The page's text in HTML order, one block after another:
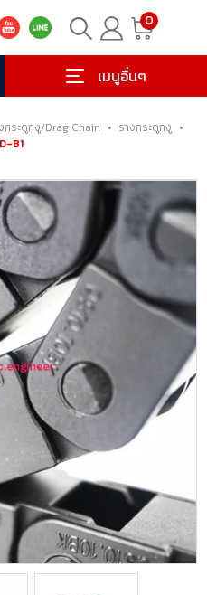
0
เมนูอื่นๆ
กระดูกงู/Drag Chain • รางกระดูกงู •
B1